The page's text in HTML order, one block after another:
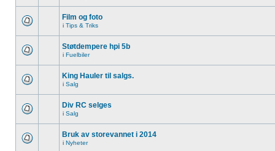
Film og foto
i Tips & Triks
Støtdempere hpi 5b
i Fuelbiler
King Hauler til salgs.
i Salg
Div RC selges
i Salg
Bruk av storevannet i 2014
i Nyheter